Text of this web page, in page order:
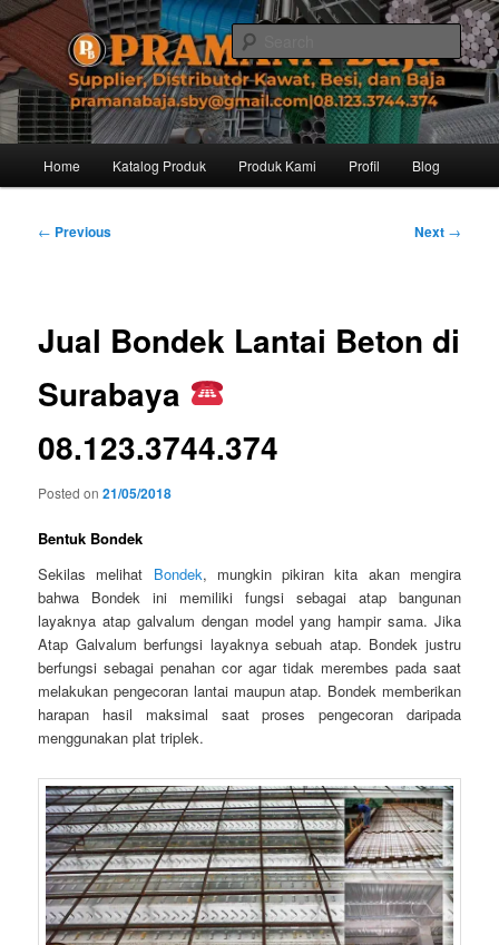
Skip
to
primary
contentPramana Baja Distributor Baja Besi
Kawat – 08.123.3744.374
Distributor dari Pabrik Besi Baja, Supplier Besi Baja, Jual besi beton. Info
dan Pemesanan hub. Ibu Rinanti 08.123.3744.374. Dgn harga yg kompetitif,
Amanah, dan pelayanan yg ramah, kami siap melayani segala kebutuhan
besi anda.
Home Katalog Produk Produk Kami Profil Blog
Post
← Previous Next →
Jual Bondek Lantai Beton di
Surabaya
08.123.3744.374
Posted on21/05/2018
Bentuk Bondek
Sekilas melihat Bondek, mungkin pikiran kita akan mengira
bahwa Bondek ini memiliki fungsi sebagai atap bangunan
layaknya atap galvalum dengan model yang hampir sama. Jika
Atap Galvalum berfungsi layaknya sebuah atap. Bondek justru
berfungsi sebagai penahan cor agar tidak merembes pada saat
melakukan pengecoran lantai maupun atap. Bondek memberikan
harapan hasil maksimal saat proses pengecoran daripada
menggunakan plat triplek.